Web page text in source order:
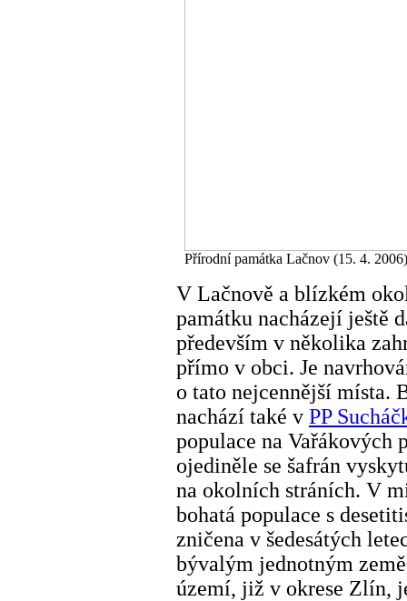
Přírodní památka Lačnov (15. 4. 2006)
V Lačnově a blízkém
památku nacházejí ještě
především v několika
přímo v obci. Je
o tato nejcennější místa.
nachází také v PP
populace na Vařákových
ojediněle se šafrán
na okolních stráních. V
bohatá populace s
zničena v šedesátých
bývalým jednotným
území, již v okrese Zlín,